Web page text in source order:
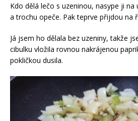
Kdo dělá lečo s uzeninou, nasype ji na
a trochu opeče. Pak teprve přijdou na
Já jsem ho dělala bez uzeniny, takže
cibulku vložila rovnou nakrájenou
pokličkou dusila.